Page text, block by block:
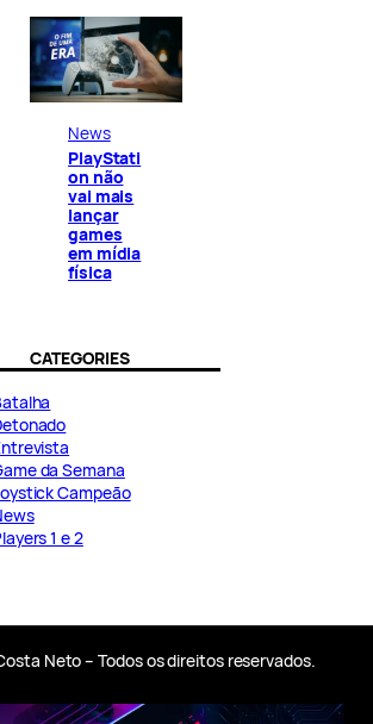
News
PlayStati
on não
vai mais
lançar
games
em mídia
física
CATEGORIES
da Semana
Campeão
1 e 2
Neto – Todos os direitos reservados.